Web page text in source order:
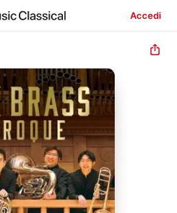
Accedi